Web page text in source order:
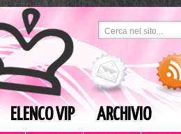
ELENCO VIP ARCHIVIO